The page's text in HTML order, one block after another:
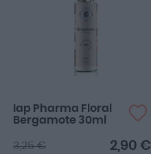
poquito demasiado fuerte
Iap Pharma Floral
Bergamote 30ml
2,90 €
3,25 €